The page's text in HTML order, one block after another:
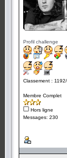
Profil challenge
Classement :
Membre Complet
Hors ligne
Messages: 230